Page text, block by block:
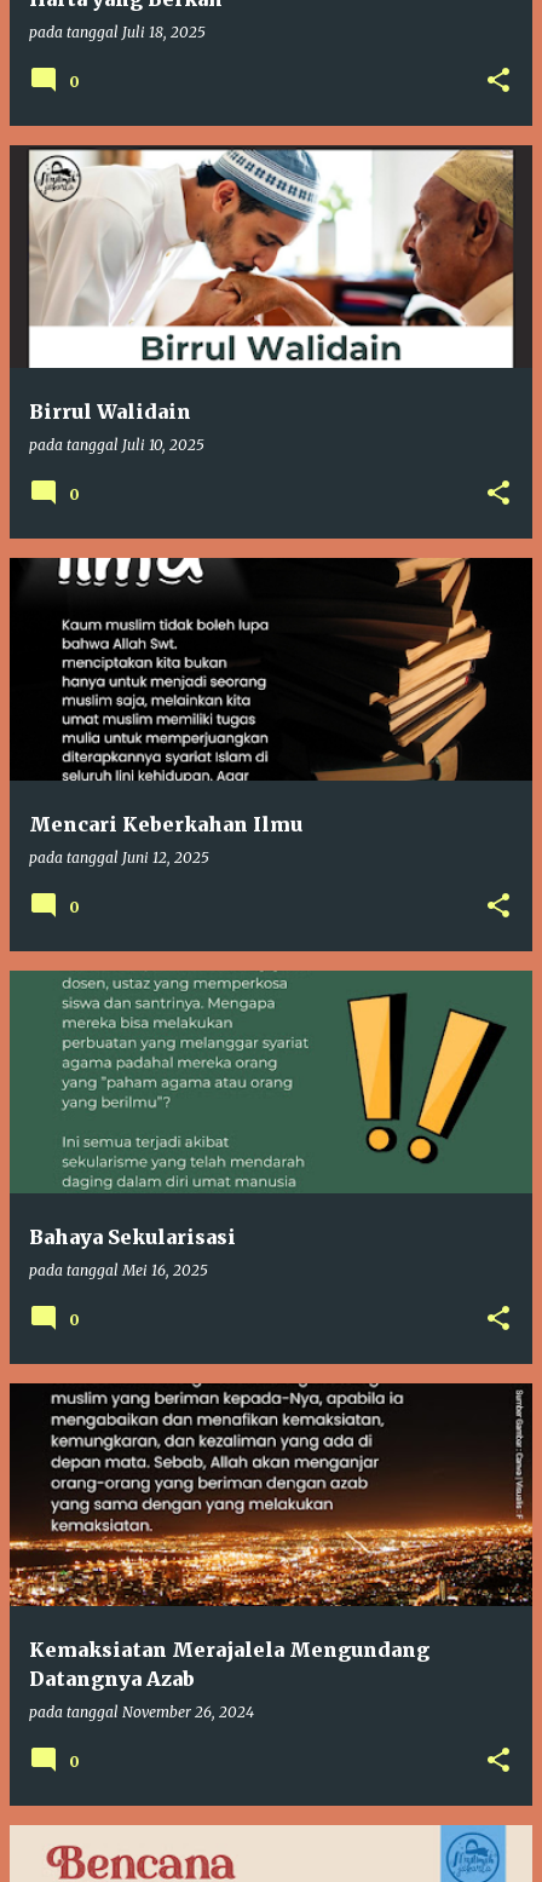
pada tanggal Juli 18, 2025
0
Birrul Walidain
pada tanggal Juli 10, 2025
0
Mencari Keberkahan Ilmu
pada tanggal Juni 12, 2025
0
Bahaya Sekularisasi
pada tanggalMei 16, 2025
0
Kemaksiatan Merajalela Mengundang
Datangnya Azab
pada tanggal November 26, 2024
0